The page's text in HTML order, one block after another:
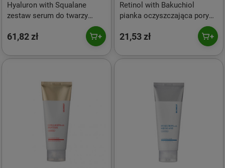
Hyaluron with Squalane
zestaw serum do twarzy
50ml + krem do twarzy 50g +
maski w płachcie 3x22ml
61,82 zł
Retinol with Bakuchiol
pianka oczyszczająca pory
21,53 zł